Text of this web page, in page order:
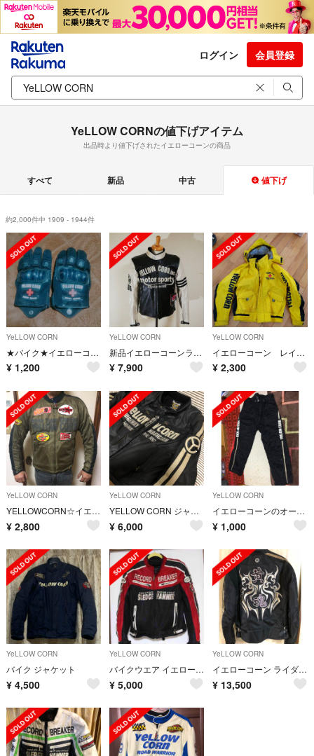
ログイン 会員登録
YeLLOW CORNの値下げアイテム
出品時より値下げされたイエローコーンの商品
すべて 新品 中古 値下げ
約2,000件中 1909 - 1944件
YeLLOW CORN
★バイク★イエローコーン★グローブ★
¥ 1,200
YeLLOW CORN
新品イエローコーンライダースジャケット
¥ 7,900
YeLLOW CORN
イエローコーン レインウェア 3L
¥ 2,300
YeLLOW CORN
YELLOWCORN☆イエローコーン メッシュジャケットたくぞー様購入予定。
¥ 2,800
YeLLOW CORN
YELLOW CORN ジャケット Ｌ
¥ 6,000
YeLLOW CORN
イエローコーンのオーバーパンツ
¥ 1,000
YeLLOW CORN
バイク ジャケット
¥ 4,500
YeLLOW CORN
バイクウエア イエローコーン メッシュジャケット L
¥ 5,000
YeLLOW CORN
イエローコーン ライダースジャケット
¥ 13,500